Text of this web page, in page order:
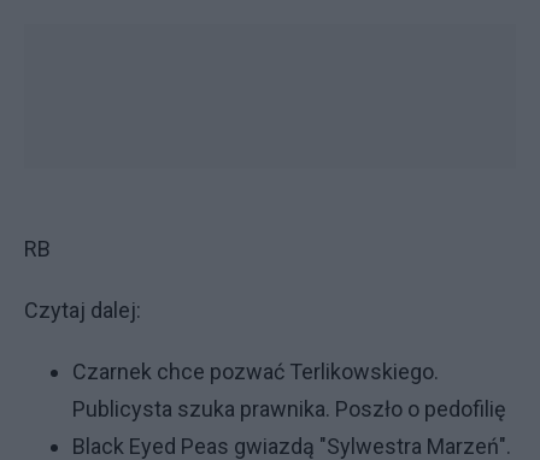
RB
Czytaj dalej:
Czarnek chce pozwać Terlikowskiego.
Publicysta szuka prawnika. Poszło o pedofilię
Black Eyed Peas gwiazdą "Sylwestra Marzeń".